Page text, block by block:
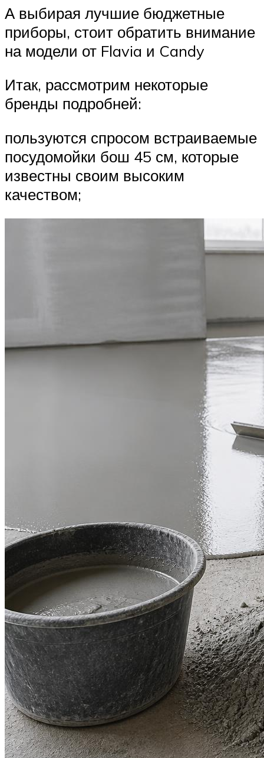
А выбирая лучшие бюджетные
приборы, стоит обратить внимание
на модели от Flavia и Candy
Итак, рассмотрим некоторые
бренды подробней:
пользуются спросом встраиваемые
посудомойки бош 45 см, которые
известны своим высоким
качеством;